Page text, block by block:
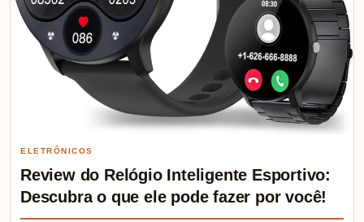
ELETRÔNICOS
Review do Relógio Inteligente Esportivo:
Descubra o que ele pode fazer por você!